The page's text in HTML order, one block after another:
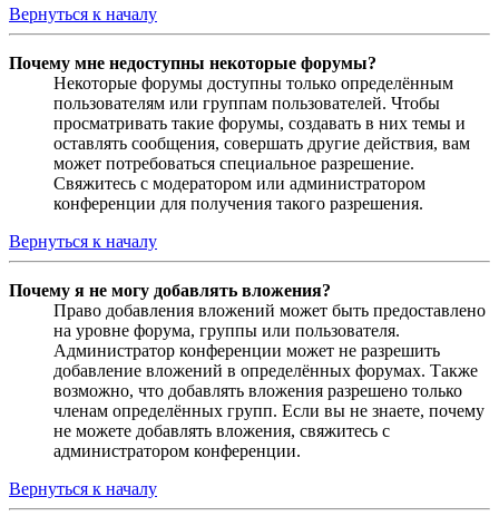
Вернуться к началу
Почему мне недоступны некоторые форумы?
Некоторые форумы доступны только определённым
пользователям или группам пользователей. Чтобы
просматривать такие форумы, создавать в них темы и
оставлять сообщения, совершать другие действия, вам
может потребоваться специальное разрешение.
Свяжитесь с модератором или администратором
конференции для получения такого разрешения.
Вернуться к началу
Почему я не могу добавлять вложения?
Право добавления вложений может быть предоставлено
на уровне форума, группы или пользователя.
Администратор конференции может не разрешить
добавление вложений в определённых форумах. Также
возможно, что добавлять вложения разрешено только
членам определённых групп. Если вы не знаете, почему
не можете добавлять вложения, свяжитесь с
администратором конференции.
Вернуться к началу